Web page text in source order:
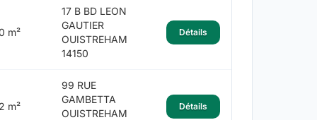
m²
17 B BD LEON
GAUTIER
OUISTREHAM
14150
Détails
2 m²
99 RUE
GAMBETTA
OUISTREHAM
Détails